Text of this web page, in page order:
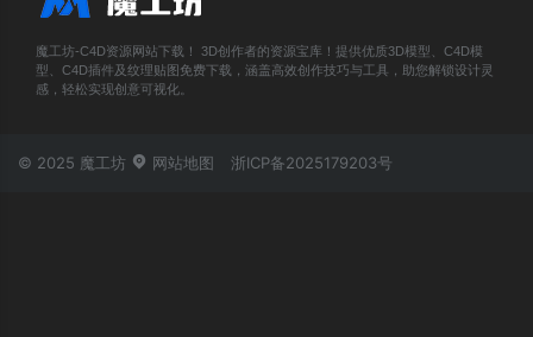
魔工坊-C4D资源网站下载！ 3D创作者的资源宝库！提供优质3D模型、C4D模
型、C4D插件及纹理贴图免费下载，涵盖高效创作技巧与工具，助您解锁设计灵
感，轻松实现创意可视化。
© 2025 魔工坊 网站地图 浙ICP备2025179203号